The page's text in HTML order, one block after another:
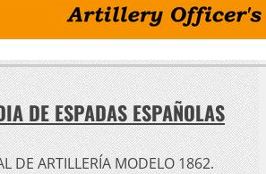
DE ESPADAS ESPAÑOLAS
DE ARTILLERÍA MODELO 1862.